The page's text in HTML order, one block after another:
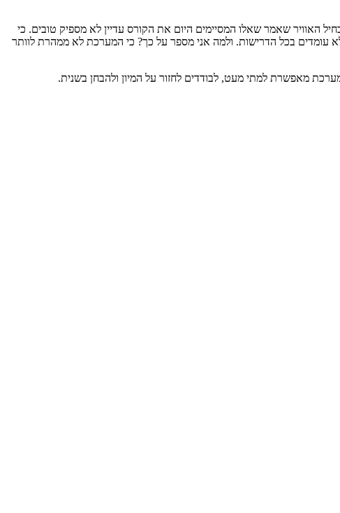
האוויר שאמר שאלו המסיימים היום את הקורס עדיין לא מספיק טובים. כי
עומדים בכל הדרישות. ולמה אני מספר על כך? כי המערכת לא ממהרת לוותר
מאפשרת למתי מעט, לבודדים לחזור על המיון ולהבחן בשנית.